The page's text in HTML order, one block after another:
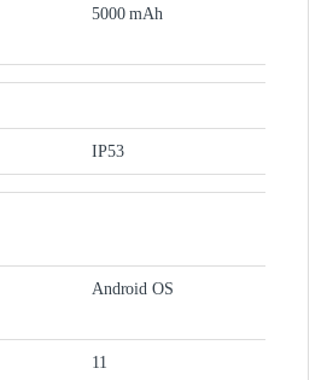
5000 mAh
IP53
Android OS
11